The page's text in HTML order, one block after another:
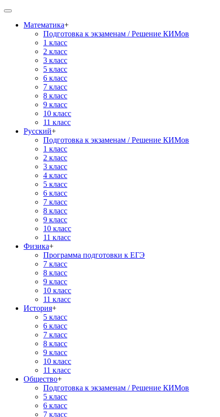
Математика+
Подготовка к экзаменам / Решение КИМов
1 класс
2 класс
3 класс
5 класс
6 класс
7 класс
8 класс
9 класс
10 класс
11 класс
Русский+
Подготовка к экзаменам / Решение КИМов
1 класс
2 класс
3 класс
4 класс
5 класс
6 класс
7 класс
8 класс
9 класс
10 класс
11 класс
Физика+
Программа подготовки к ЕГЭ
7 класс
8 класс
9 класс
10 класс
11 класс
История+
5 класс
6 класс
7 класс
8 класс
9 класс
10 класс
11 класс
Общество+
Подготовка к экзаменам / Решение КИМов
5 класс
6 класс
7 класс